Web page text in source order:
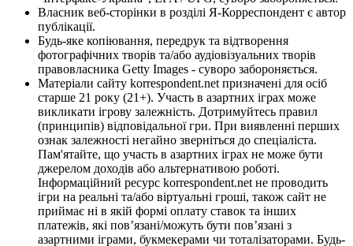
Власник веб-сторінки в розділі Я-Корреспондент є автор
публікації.
Будь-яке копіювання, передрук та відтворення
фотографічних творів та/або аудіовізуальних творів
правовласника Getty Images - суворо забороняється.
Матеріали сайту korrespondent.net призначені для осіб
старше 21 року (21+). Участь в азартних іграх може
викликати ігрову залежність. Дотримуйтесь правил
(принципів) відповідальної гри. При виявленні перших
ознак залежності негайно зверніться до спеціаліста.
Пам'ятайте, що участь в азартних іграх не може бути
джерелом доходів або альтернативою роботі.
Інформаційний ресурс korrespondent.net не проводить
ігри на реальні та/або віртуальні гроші, також сайт не
приймає ні в якій формі оплату ставок та інших
платежів, які пов’язані/можуть бути пов’язані з
азартними іграми, букмекерами чи тоталізаторами. Будь-